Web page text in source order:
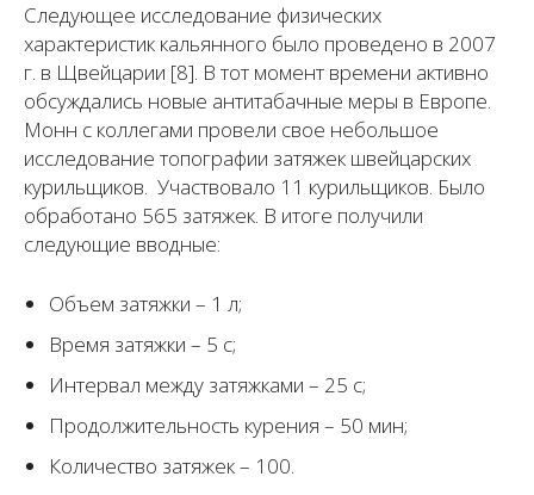
Следующее исследование физических
характеристик кальянного было проведено в 2007
г. в Щвейцарии [8]. В тот момент времени активно
обсуждались новые антитабачные меры в Европе.
Монн с коллегами провели свое небольшое
исследование топографии затяжек швейцарских
курильщиков. Участвовало 11 курильщиков. Было
обработано 565 затяжек. В итоге получили
следующие вводные:
Объем затяжки – 1 л;
Время затяжки – 5 с;
Интервал между затяжками – 25 с;
Продолжительность курения – 50 мин;
Количество затяжек – 100.